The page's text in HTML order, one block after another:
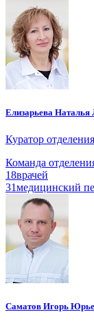
Елизарьева Наталья
Куратор
Команда
18врачей
31медицинский
Саматов Игорь